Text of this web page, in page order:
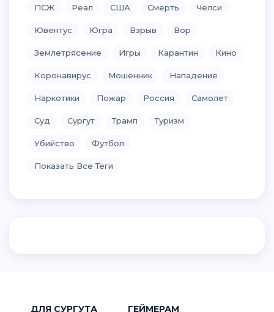
ПСЖ Реал США Смерть Челси
Ювентус Югра Взрыв Вор
Землетрясение Игры Карантин Кино
Коронавирус Мошенник Нападение
Наркотики Пожар Россия Самолет
Суд Сургут Трамп Туризм
Убийство Футбол
Показать Все Теги
ДЛЯ СУРГУТА ГЕЙМЕРАМ